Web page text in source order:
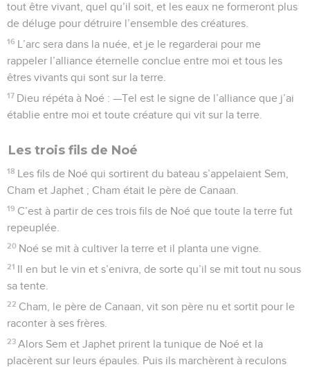
tout être vivant, quel qu’il soit, et les eaux ne formeront plus
de déluge pour détruire l’ensemble des créatures.
16 L’arc sera dans la nuée, et je le regarderai pour me
rappeler l’alliance éternelle conclue entre moi et tous les
êtres vivants qui sont sur la terre.
17 Dieu répéta à Noé : —Tel est le signe de l’alliance que j’ai
établie entre moi et toute créature qui vit sur la terre.
Les trois fils de Noé
18 Les fils de Noé qui sortirent du bateau s’appelaient Sem,
Cham et Japhet ; Cham était le père de Canaan.
19 C’est à partir de ces trois fils de Noé que toute la terre fut
repeuplée.
20 Noé se mit à cultiver la terre et il planta une vigne.
21 Il en but le vin et s’enivra, de sorte qu’il se mit tout nu sous
sa tente.
22 Cham, le père de Canaan, vit son père nu et sortit pour le
raconter à ses frères.
23 Alors Sem et Japhet prirent la tunique de Noé et la
placèrent sur leurs épaules. Puis ils marchèrent à reculons